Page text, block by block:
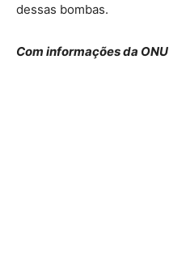
dessas bombas.
Com informações da ONU